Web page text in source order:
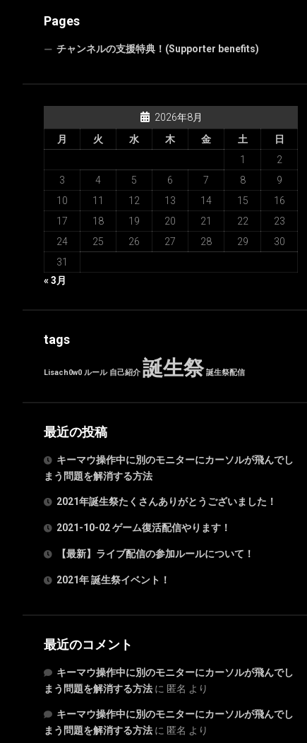
Pages
チャンネルの支援特典！(Supporter benefits)
2026年8月
月
火 水 木 金 土
日
1
2
3
4 5 6 7 8
9
10
11 12 13 14 15
16
17
18 19 20 21 22
23
24
25 26 27 28 29
30
31
« 3月
tags
Lisach0w0 ルール 自己紹介 誕生祭 誕生祭配信
最近の投稿
キーマウ操作中に別のモニターにカーソルが飛んでし
まう問題を解消する方法
2021年誕生祭たくさんありがとうございました！
2021-10-02 ゲーム復活配信やります！
【最新】ライブ配信の参加ルールについて！
2021年 誕生祭イベント！
最近のコメント
キーマウ操作中に別のモニターにカーソルが飛んでし
まう問題を解消する方法 に 匿名 より
キーマウ操作中に別のモニターにカーソルが飛んでし
まう問題を解消する方法 に 匿名 より